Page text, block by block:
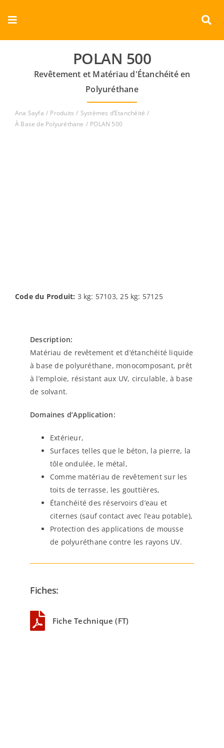
Toggle
Navigation
Produits
Documents
POLAN 500
Revêtement et Matériau d'Étanchéité en
Polyuréthane
Ana Sayfa Produits
Systèmes d’Etanchéité
À Base de Polyuréthane
POLAN 500
Code du Produit: 3 kg: 57103, 25 kg: 57125
Description:
Matériau de revêtement et d’étanchéité liquide
à base de polyuréthane, monocomposant, prêt
à l’emploie, résistant aux UV, circulable, à base
de solvant.
Domaines d’Application:
Extérieur,
Surfaces telles que le béton, la pierre, la
tôle ondulée, le métal,
Comme matériau de revêtement sur les
toits de terrasse, les gouttières,
Étanchéité des réservoirs d’eau et
citernes (sauf contact avec l’eau potable),
Protection des applications de mousse
de polyuréthane contre les rayons UV.
Fiches:
Fiche Technique (FT)